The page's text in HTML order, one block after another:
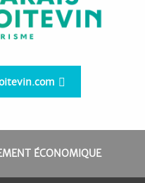
ÉCONOMIQUE